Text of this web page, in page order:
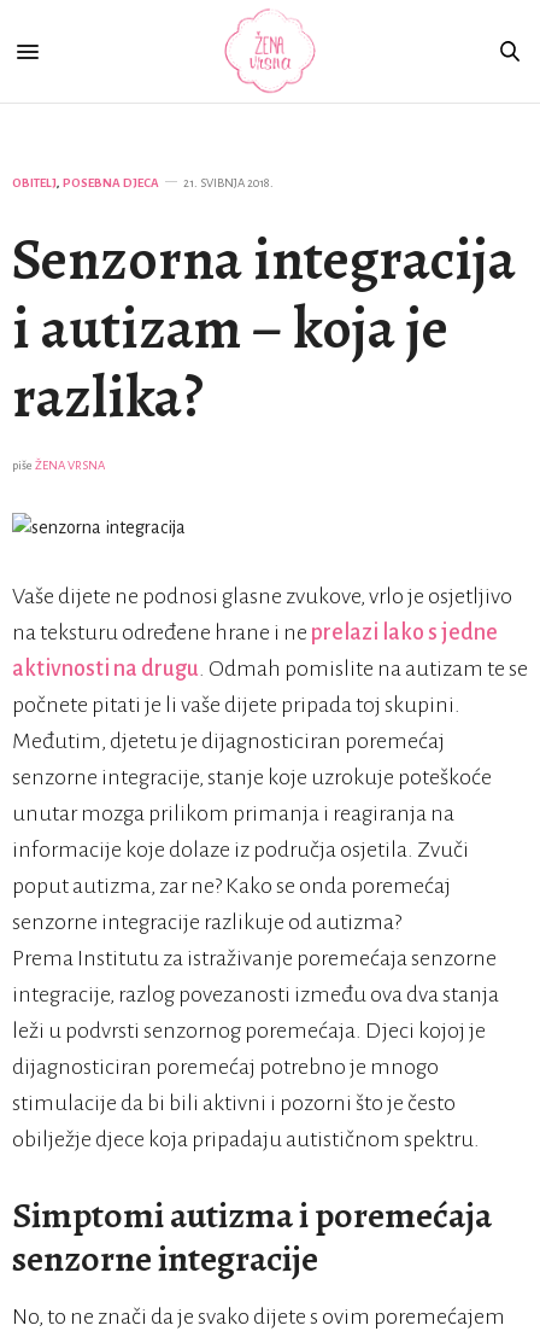
OBITELJ, POSEBNA DJECA 21. SVIBNJA 2018.
Senzorna integracija
i autizam – koja je
razlika?
piše ŽENA VRSNA
Vaše dijete ne podnosi glasne zvukove, vrlo je osjetljivo
na teksturu određene hrane i ne prelazi lako s jedne
aktivnosti na drugu. Odmah pomislite na autizam te se
počnete pitati je li vaše dijete pripada toj skupini.
Međutim, djetetu je dijagnosticiran poremećaj
senzorne integracije, stanje koje uzrokuje poteškoće
unutar mozga prilikom primanja i reagiranja na
informacije koje dolaze iz područja osjetila. Zvuči
poput autizma, zar ne? Kako se onda poremećaj
senzorne integracije razlikuje od autizma?
Prema Institutu za istraživanje poremećaja senzorne
integracije, razlog povezanosti između ova dva stanja
leži u podvrsti senzornog poremećaja. Djeci kojoj je
dijagnosticiran poremećaj potrebno je mnogo
stimulacije da bi bili aktivni i pozorni što je često
obilježje djece koja pripadaju autističnom spektru.
Simptomi autizma i poremećaja
senzorne integracije
No, to ne znači da je svako dijete s ovim poremećajem